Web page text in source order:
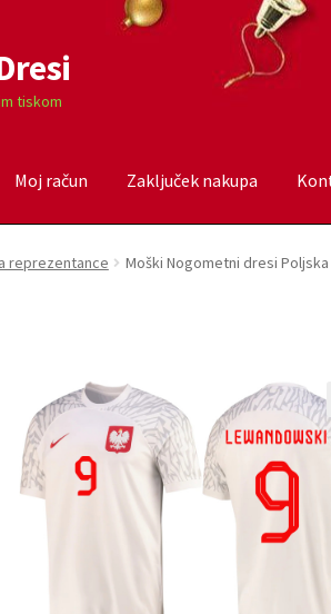
tiskom
Moj račun Zaključek nakupa
Trgovina Zaključek nakupa
reprezentance Moški Nogometni dresi